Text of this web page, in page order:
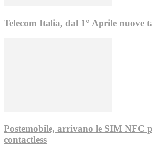
Telecom Italia, dal 1° Aprile nuove
Postemobile, arrivano le SIM NFC
contactless